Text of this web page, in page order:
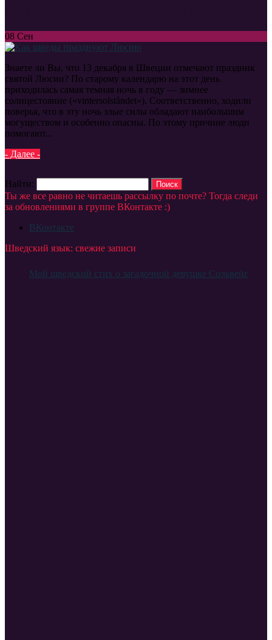
08 Сен
Знаете ли Вы, что 13 декабря в Швеции отмечают праздник
святой Люсии? По старому календарю на этот день
приходилась самая темная ночь в году — зимнее
солнцестояние («vintersolståndet»). Соответственно, ходили
поверья, что в эту ночь злые силы обладают наибольшим
могуществом и особенно опасны. По этому причине люди
помогают...
- Далее -
Найти:
Ты же все равно не читаешь рассылку по почте? Тогда следи
за обновлениями в группе ВКонтакте :)
ВКонтакте
Шведский язык: свежие записи
Мой шведский стих о загадочной девушке Сольвейг